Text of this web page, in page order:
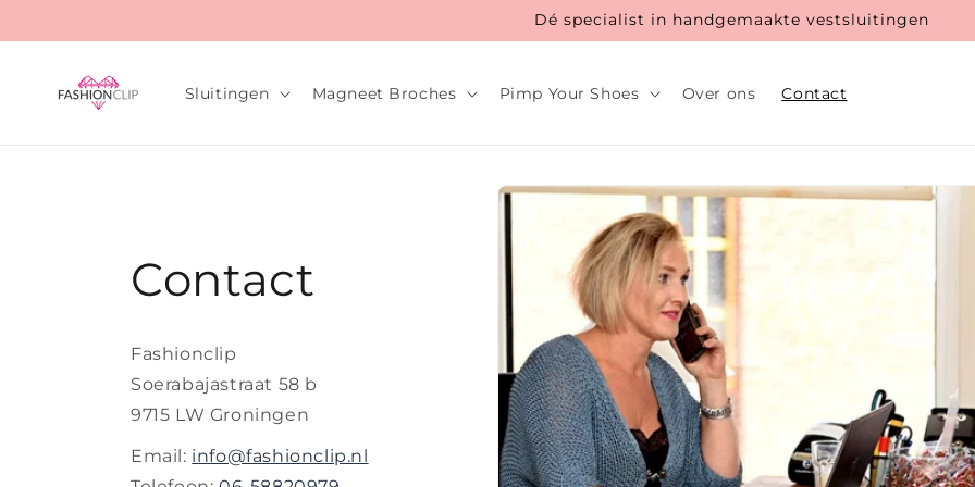
content
Dé specialist in handgemaakte vestsluitingen
Sluitingen Magneet Broches Pimp Your Shoes Over ons Contact
Contact
Fashionclip
Soerabajastraat 58 b
9715 LW Groningen
Email: info@fashionclip.nl